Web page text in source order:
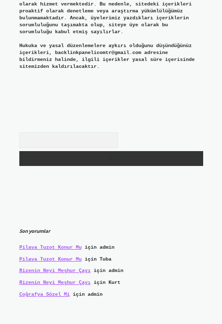
olarak hizmet vermektedir. Bu nedenle, sitedeki içerikleri
proaktif olarak denetleme veya araştırma yükümlülüğümüz
bulunmamaktadır. Ancak, üyelerimiz yazdıkları içeriklerin
sorumluluğunu taşımakta olup, siteye üye olarak bu
sorumluluğu kabul etmiş sayılırlar.
Hukuka ve yasal düzenlemelere aykırı olduğunu düşündüğünüz
içerikleri, backlinkpanelicomtr@gmail.comadresine
bildirmeniz halinde, ilgili içerikler yasal süre içerisinde
sitemizden kaldırılacaktır.
Son yorumlar
Pilava Tuzot Konur Muiçin admin
Pilava Tuzot Konur Muiçin Tuba
Rizenin Neyi Meşhur Çayıiçin admin
Rizenin Neyi Meşhur Çayıiçin Kurt
Coğrafya Sözel Miiçin admin